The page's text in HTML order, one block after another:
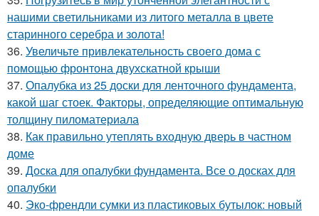
нашими светильниками из литого металла в цвете
старинного серебра и золота!
36. Увеличьте привлекательность своего дома с
помощью фронтона двухскатной крыши
37. Опалубка из 25 доски для ленточного фундамента,
какой шаг стоек. Факторы, определяющие оптимальную
толщину пиломатериала
38. Как правильно утеплять входную дверь в частном
доме
39. Доска для опалубки фундамента. Все о досках для
опалубки
40. Эко-френдли сумки из пластиковых бутылок: новый